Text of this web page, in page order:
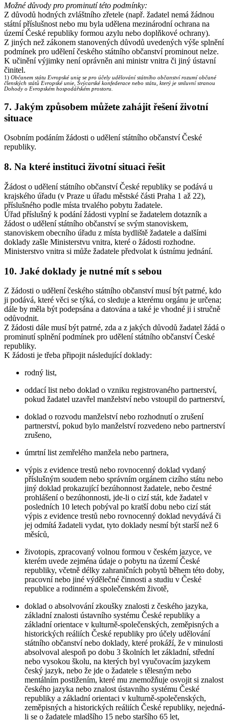
Možné důvody pro prominutí této podmínky:
Z důvodů hodných zvláštního zřetele (např. žadatel nemá žádnou
státní příslušnost nebo mu byla udělena mezinárodní ochrana na
území České republiky formou azylu nebo doplňkové ochrany).
Z jiných než zákonem stanovených důvodů uvedených výše splnění
podmínek pro udělení českého státního občanství prominout nelze.
K učinění výjimky není oprávněn ani ministr vnitra či jiný ústavní
činitel.
1) Občanem státu Evropské unie se pro účely udělování státního občanství rozumí občané
členských států Evropské unie, Švýcarské konfederace nebo státu, který je smluvní stranou
Dohody o Evropském hospodářském prostoru.
7. Jakým způsobem můžete zahájit řešení životní
situace
Osobním podáním žádosti o udělení státního občanství České
republiky.
8. Na které instituci životní situaci řešit
Žádost o udělení státního občanství České republiky se podává u
krajského úřadu (v Praze u úřadu městské části Praha 1 až 22),
příslušného podle místa trvalého pobytu žadatele.
Úřad příslušný k podání žádosti vyplní se žadatelem dotazník a
žádost o udělení státního občanství se svým stanoviskem,
stanoviskem obecního úřadu z místa bydliště žadatele a dalšími
doklady zašle Ministerstvu vnitra, které o žádosti rozhodne.
Ministerstvo vnitra si může žadatele předvolat k ústnímu jednání.
10. Jaké doklady je nutné mít s sebou
Z žádosti o udělení českého státního občanství musí být patrné, kdo
ji podává, které věci se týká, co sleduje a kterému orgánu je určena;
dále by měla být podepsána a datována a také je vhodné ji i stručně
odůvodnit.
Z žádosti dále musí být patrné, zda a z jakých důvodů žadatel žádá o
prominutí splnění podmínek pro udělení státního občanství České
republiky.
K žádosti je třeba připojit následující doklady:
rodný list,
oddací list nebo doklad o vzniku registrovaného partnerství,
pokud žadatel uzavřel manželství nebo vstoupil do partnerství,
doklad o rozvodu manželství nebo rozhodnutí o zrušení
partnerství, pokud bylo manželství rozvedeno nebo partnerství
zrušeno,
úmrtní list zemřelého manžela nebo partnera,
výpis z evidence trestů nebo rovnocenný doklad vydaný
příslušným soudem nebo správním orgánem cizího státu nebo
jiný doklad prokazující bezúhonnost žadatele, nebo čestné
prohlášení o bezúhonnosti, jde-li o cizí stát, kde žadatel v
posledních 10 letech pobýval po kratší dobu nebo cizí stát
výpis z evidence trestů nebo rovnocenný doklad nevydává či
jej odmítá žadateli vydat, tyto doklady nesmí být starší než 6
měsíců,
životopis, zpracovaný volnou formou v českém jazyce, ve
kterém uvede zejména údaje o pobytu na území České
republiky, včetně délky zahraničních pobytů během této doby,
pracovní nebo jiné výdělečné činnosti a studiu v České
republice a rodinném a společenském životě,
doklad o absolvování zkoušky znalosti z českého jazyka,
základní znalosti ústavního systému České republiky a
základní orientace v kulturně-společenských, zeměpisných a
historických reáliích České republiky pro účely udělování
státního občanství nebo doklady, které prokáží, že v minulosti
absolvoval alespoň po dobu 3 školních let základní, střední
nebo vysokou školu, na kterých byl vyučovacím jazykem
český jazyk, nebo že jde o žadatele s tělesným nebo
mentálním postižením, které mu znemožňuje osvojit si znalost
českého jazyka nebo znalost ústavního systému České
republiky a základní orientaci v kulturně-společenských,
zeměpisných a historických reáliích České republiky, nejedná-
li se o žadatele mladšího 15 nebo staršího 65 let,